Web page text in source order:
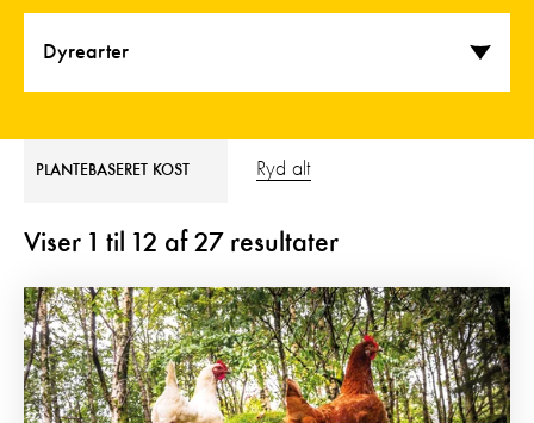
Dyrearter
PLANTEBASERET KOST Ryd alt
Viser 1 til 12 af 27 resultater